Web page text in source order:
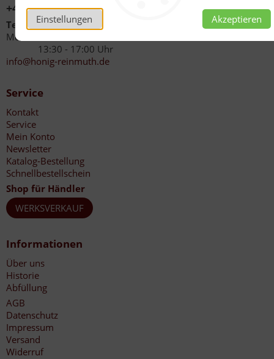
Einstellungen Akzeptieren
+49 (0)6267 1021
Telefonzeiten
Mo - Fr 08:00 - 12:00 Uhr
13:30 - 17:00 Uhr
info@honig-reinmuth.de
Service
Kontakt
Service
Mein Konto
Newsletter
Katalog-Bestellung
Schnellbestellschein
Shop für Händler
WERKSVERKAUF
Informationen
Über uns
Historie
Abfüllung
AGB
Datenschutz
Impressum
Versand
Widerruf